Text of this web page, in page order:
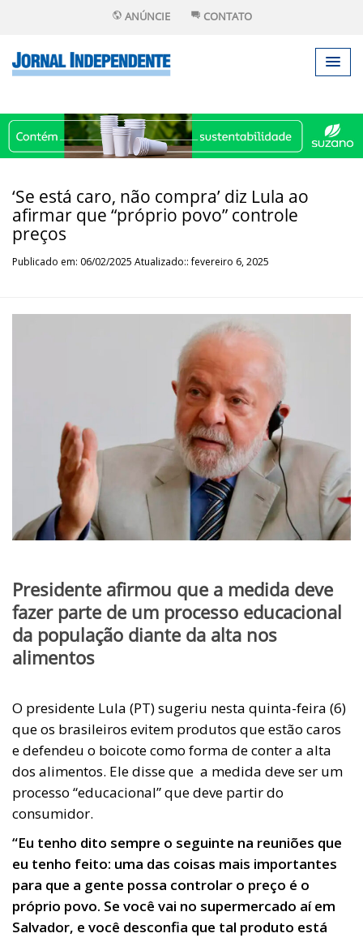
ANÚNCIE CONTATO
‘Se está caro, não compra’ diz Lula ao
afirmar que “próprio povo” controle
preços
Publicado em: 06/02/2025 Atualizado:: fevereiro 6, 2025
Presidente afirmou que a medida deve
fazer parte de um processo educacional
da população diante da alta nos
alimentos
O presidente Lula (PT) sugeriu nesta quinta-feira (6)
que os brasileiros evitem produtos que estão caros
e defendeu o boicote como forma de conter a alta
dos alimentos. Ele disse que a medida deve ser um
processo “educacional” que deve partir do
consumidor.
“Eu tenho dito sempre o seguinte na reuniões que
eu tenho feito: uma das coisas mais importantes
para que a gente possa controlar o preço é o
próprio povo. Se você vai no supermercado aí em
Salvador, e você desconfia que tal produto está